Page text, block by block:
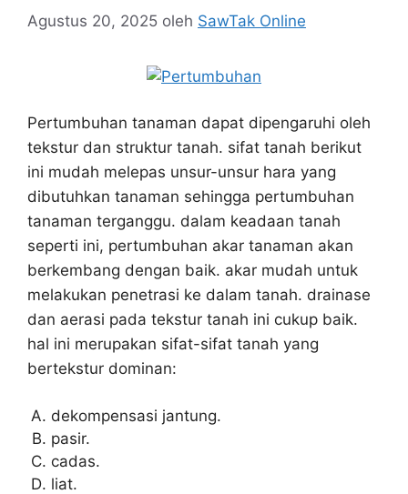
Agustus 20, 2025 oleh SawTak Online
Pertumbuhan tanaman dapat dipengaruhi oleh
tekstur dan struktur tanah. sifat tanah berikut
ini mudah melepas unsur-unsur hara yang
dibutuhkan tanaman sehingga pertumbuhan
tanaman terganggu. dalam keadaan tanah
seperti ini, pertumbuhan akar tanaman akan
berkembang dengan baik. akar mudah untuk
melakukan penetrasi ke dalam tanah. drainase
dan aerasi pada tekstur tanah ini cukup baik.
hal ini merupakan sifat-sifat tanah yang
bertekstur dominan:
dekompensasi jantung.
pasir.
cadas.
liat.